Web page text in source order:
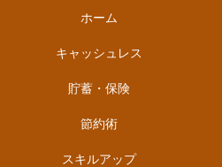
ホーム
キャッシュレス
貯蓄・保険
節約術
スキルアップ